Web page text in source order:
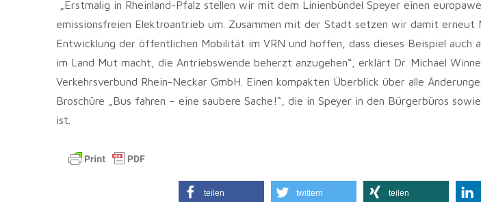
„Erstmalig in Rheinland-Pfalz stellen wir mit dem Linienbündel Speyer einen
emissionsfreien Elektroantrieb um. Zusammen mit der Stadt setzen wir damit erneut
Entwicklung der öffentlichen Mobilität im VRN und hoffen, dass dieses Beispiel auch
im Land Mut macht, die Antriebswende beherzt anzugehen“, erklärt Dr. Michael
Verkehrsverbund Rhein-Neckar GmbH. Einen kompakten Überblick über alle
Broschüre „Bus fahren – eine saubere Sache!“, die in Speyer in den Bürgerbüros
ist.
teilen twittern teilen